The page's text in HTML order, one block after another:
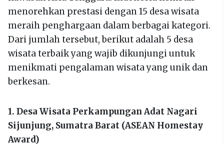
menorehkan prestasi dengan 15 desa wisata
meraih penghargaan dalam berbagai kategori.
Dari jumlah tersebut, berikut adalah 5 desa
wisata terbaik yang wajib dikunjungi untuk
menikmati pengalaman wisata yang unik dan
berkesan.
1. Desa Wisata Perkampungan Adat Nagari
Sijunjung, Sumatra Barat (ASEAN Homestay
Award)